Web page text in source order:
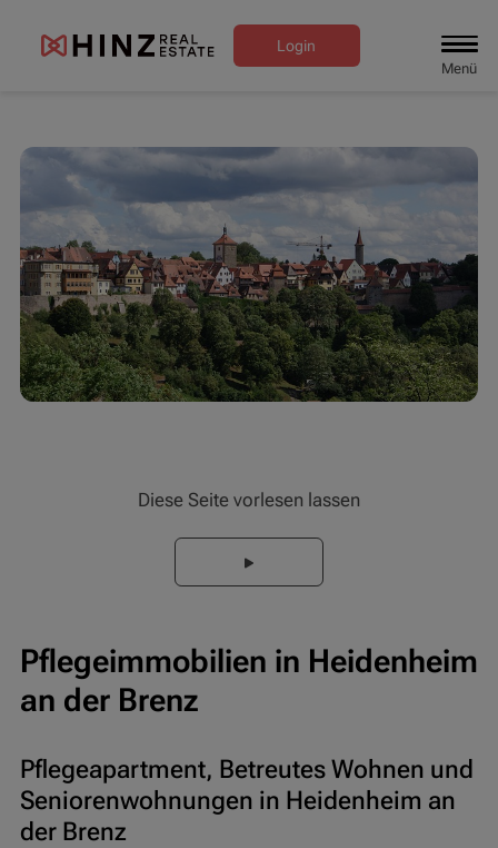
Login
Diese Seite vorlesen lassen
Pflegeimmobilien in Heidenheim
an der Brenz
Pflegeapartment, Betreutes Wohnen und
Seniorenwohnungen in Heidenheim an
der Brenz